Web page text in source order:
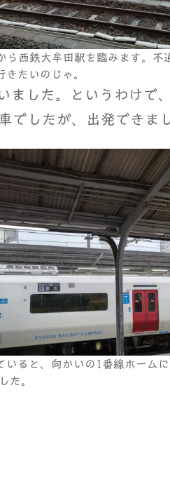
ら西鉄大牟田駅を臨みます。不
きたいのじゃ。
ました。というわけで
でしたが、出発できま
いると、向かいの1番線ホーム
た。